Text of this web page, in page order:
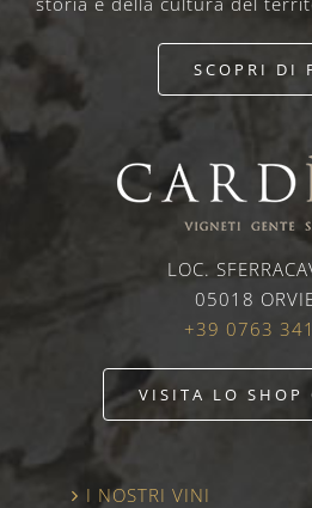
SCOPRI DI
LOC.
05018
+39 0763
VISITA LO SHOP
I NOSTRI VINI